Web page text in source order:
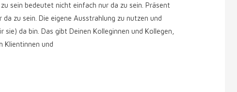
sein bedeutet nicht einfach nur da zu sein. Präsent
zu sein. Die eigene Ausstrahlung zu nutzen und
da bin. Das gibt Deinen Kolleginnen und Kollegen,
Klientinnen und